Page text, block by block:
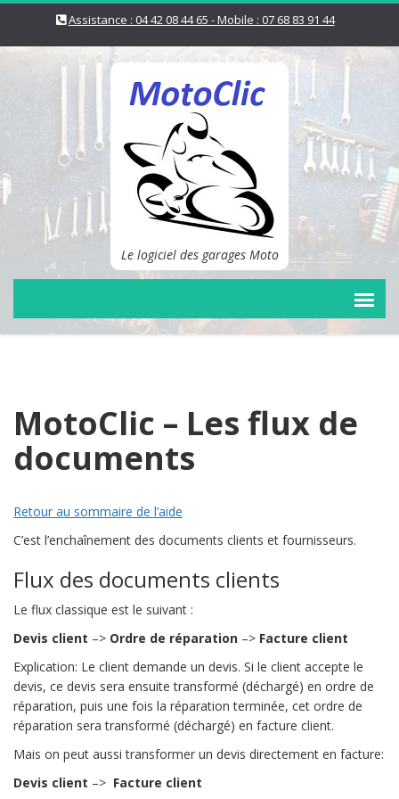
Assistance : 04 42 08 44 65 - Mobile : 07 68 83 91 44
Le logiciel des garages Moto
MotoClic – Les flux de
documents
Retour au sommaire de l’aide
C’est l’enchaînement des documents clients et fournisseurs.
Flux des documents clients
Le flux classique est le suivant :
Devis client –> Ordre de réparation –> Facture client
Explication: Le client demande un devis. Si le client accepte le
devis, ce devis sera ensuite transformé (déchargé) en ordre de
réparation, puis une fois la réparation terminée, cet ordre de
réparation sera transformé (déchargé) en facture client.
Mais on peut aussi transformer un devis directement en facture:
Devis client –> Facture client